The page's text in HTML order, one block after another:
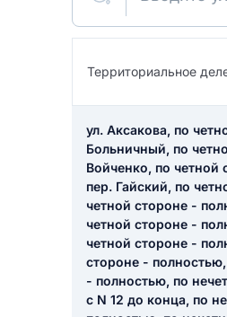
Территориальное
ул. Аксакова, по
Больничный, по
Войченко, по четной
пер. Гайский, по
четной стороне -
четной стороне -
четной стороне -
стороне -
- полностью, по
с N 12 до конца, по
Введите свое имя
Введите свой номер
Ответ на отзыв
Название населенного
НАЙТИ МЕНЯ